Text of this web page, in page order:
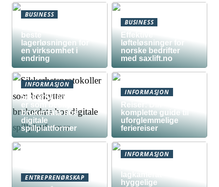
BUSINESS
beste
lagerløsningen for
en virksomhet i
endring
BUSINESS
Effektive
løfteløsninger for
norske bedrifter
med saxlift.no
INFORMASJON
Sikkerhetsprotokoll
er som beskytter
brukerdata hos
digitale
spillplattformer
INFORMASJON
Reiser: Din
komplette guide til
uforglemmelige
feriereiser
ENTREPRENØRSKAP
INFORMASJON
lagkamerat –
hyggelige